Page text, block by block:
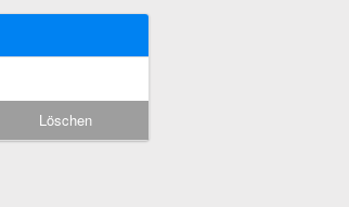
Löschen